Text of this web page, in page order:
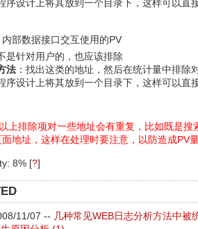
序设计上将其放到一个目录下，这样可以直
部数据接口交互使用的PV
是针对用户的，也应该排除
法 ：找出这类的地址，然后在统计量中排除
序设计上将其放到一个目录下，这样可以直
以上排除项对一些地址会有重复，比如既是搜
地址，这样在处理时要注意，以防造成PV
8% [?]
11/07 -- 几种常见WEB日志分析方法中被